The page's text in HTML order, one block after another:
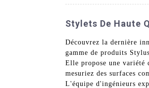
Stylets De Haute
Découvrez la dernière
gamme de produits
Elle propose une variété
mesuriez des surfaces
L'équipe d'ingénieurs